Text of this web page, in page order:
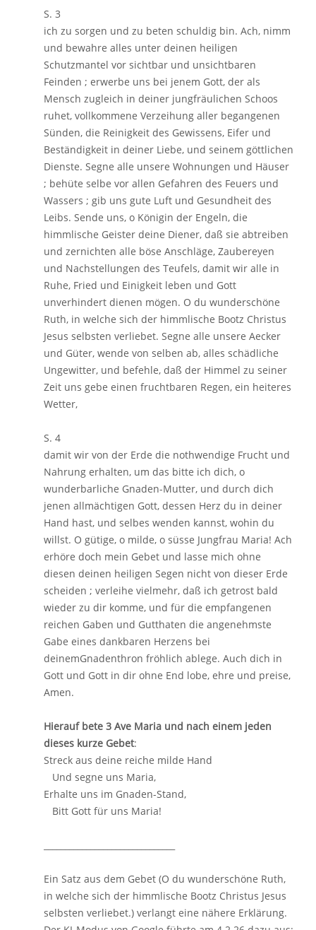
S. 3
ich zu sorgen und zu beten schuldig bin. Ach, nimm
und bewahre alles unter deinen heiligen
Schutzmantel vor sichtbar und unsichtbaren
Feinden ; erwerbe uns bei jenem Gott, der als
Mensch zugleich in deiner jungfräulichen Schoos
ruhet, vollkommene Verzeihung aller begangenen
Sünden, die Reinigkeit des Gewissens, Eifer und
Beständigkeit in deiner Liebe, und seinem göttlichen
Dienste. Segne alle unsere Wohnungen und Häuser
; behüte selbe vor allen Gefahren des Feuers und
Wassers ; gib uns gute Luft und Gesundheit des
Leibs. Sende uns, o Königin der Engeln, die
himmlische Geister deine Diener, daß sie abtreiben
und zernichten alle böse Anschläge, Zaubereyen
und Nachstellungen des Teufels, damit wir alle in
Ruhe, Fried und Einigkeit leben und Gott
unverhindert dienen mögen. O du wunderschöne
Ruth, in welche sich der himmlische Bootz Christus
Jesus selbsten verliebet. Segne alle unsere Aecker
und Güter, wende von selben ab, alles schädliche
Ungewitter, und befehle, daß der Himmel zu seiner
Zeit uns gebe einen fruchtbaren Regen, ein heiteres
Wetter,
S. 4
damit wir von der Erde die nothwendige Frucht und
Nahrung erhalten, um das bitte ich dich, o
wunderbarliche Gnaden-Mutter, und durch dich
jenen allmächtigen Gott, dessen Herz du in deiner
Hand hast, und selbes wenden kannst, wohin du
willst. O gütige, o milde, o süsse Jungfrau Maria! Ach
erhöre doch mein Gebet und lasse mich ohne
diesen deinen heiligen Segen nicht von dieser Erde
scheiden ; verleihe vielmehr, daß ich getrost bald
wieder zu dir komme, und für die empfangenen
reichen Gaben und Gutthaten die angenehmste
Gabe eines dankbaren Herzens bei
deinemGnadenthron fröhlich ablege. Auch dich in
Gott und Gott in dir ohne End lobe, ehre und preise,
Amen.
Hierauf bete 3 Ave Maria und nach einem jeden
dieses kurze Gebet:
Streck aus deine reiche milde Hand
Und segne uns Maria,
Erhalte uns im Gnaden-Stand,
Bitt Gott für uns Maria!
Ein Satz aus dem Gebet (O du wunderschöne Ruth,
in welche sich der himmlische Bootz Christus Jesus
selbsten verliebet.) verlangt eine nähere Erklärung.